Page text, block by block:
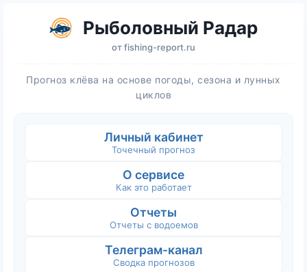
Рыболовный Радар
отfishing-report.ru
Прогноз клёва на основе погоды, сезона и лунных
циклов
Личный кабинет
Точечный прогноз
О сервисе
Как это работает
Отчеты
Отчеты с водоемов
Телеграм-канал
Сводка прогнозов